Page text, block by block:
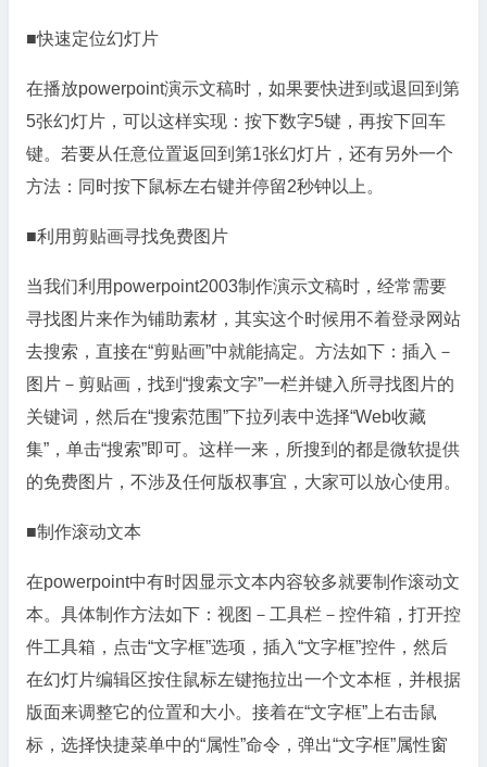
■快速定位幻灯片
在播放powerpoint演示文稿时，如果要快进到或退回到第
5张幻灯片，可以这样实现：按下数字5键，再按下回车
键。若要从任意位置返回到第1张幻灯片，还有另外一个
方法：同时按下鼠标左右键并停留2秒钟以上。
■利用剪贴画寻找免费图片
当我们利用powerpoint2003制作演示文稿时，经常需要
寻找图片来作为铺助素材，其实这个时候用不着登录网站
去搜索，直接在“剪贴画”中就能搞定。方法如下：插入－
图片－剪贴画，找到“搜索文字”一栏并键入所寻找图片的
关键词，然后在“搜索范围”下拉列表中选择“Web收藏
集”，单击“搜索”即可。这样一来，所搜到的都是微软提供
的免费图片，不涉及任何版权事宜，大家可以放心使用。
■制作滚动文本
在powerpoint中有时因显示文本内容较多就要制作滚动文
本。具体制作方法如下：视图－工具栏－控件箱，打开控
件工具箱，点击“文字框”选项，插入“文字框”控件，然后
在幻灯片编辑区按住鼠标左键拖拉出一个文本框，并根据
版面来调整它的位置和大小。接着在“文字框”上右击鼠
标，选择快捷菜单中的“属性”命令，弹出“文字框”属性窗